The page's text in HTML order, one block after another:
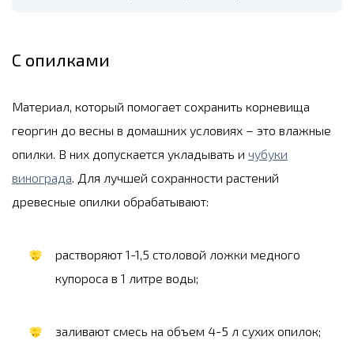
С опилками
Материал, который помогает сохранить корневища
георгин до весны в домашних условиях – это влажные
опилки. В них допускается укладывать и чубуки
винограда. Для лучшей сохранности растений
древесные опилки обрабатывают:
растворяют 1-1,5 столовой ложки медного
купороса в 1 литре воды;
заливают смесь на объем 4-5 л сухих опилок;